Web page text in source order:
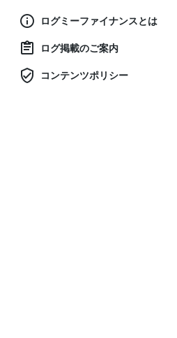
ログミーファイナンスとは
ログ掲載のご案内
コンテンツポリシー